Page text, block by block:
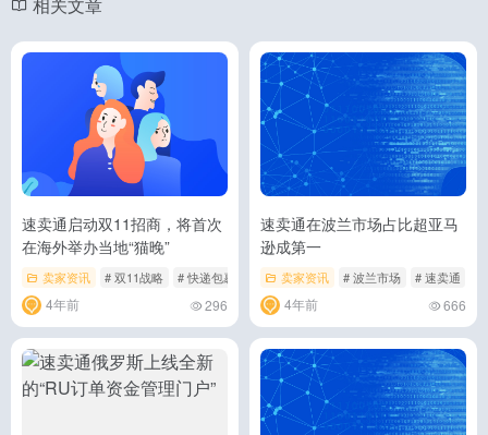
速卖通启动双11招商，将首次
在海外举办当地“猫晚”
卖家资讯 # 双11战略 # 快递包裹 # 物流
4年前 296
速卖通在波兰市场占比超亚马
逊成第一
卖家资讯 # 波兰市场 # 速卖通
4年前 666